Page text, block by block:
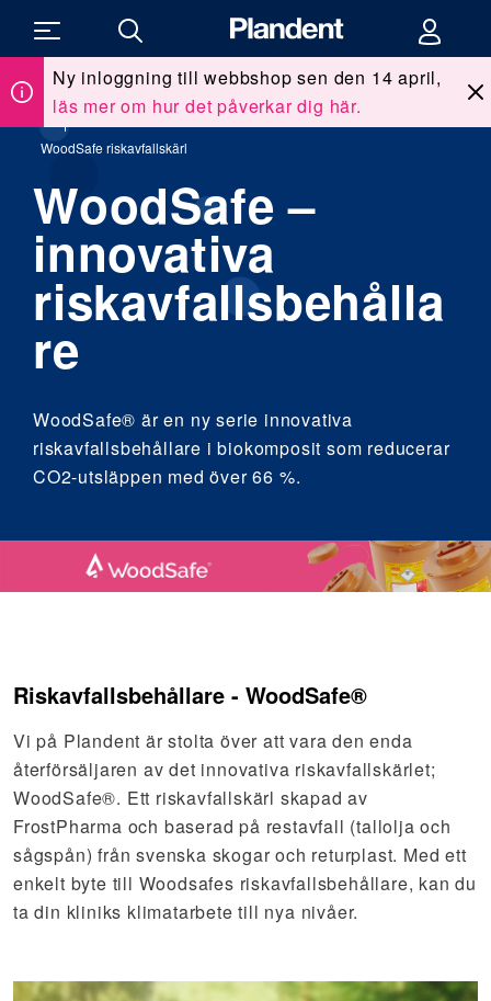
Ny inloggning till webbshop sen den 14 april,
läs mer om hur det påverkar dig här.
är
här:
Allt för kliniken / Våra leverantörer
/
WoodSafe riskavfallskärl
WoodSafe –
innovativa
riskavfallsbehålla
re
WoodSafe® är en ny serie innovativa
riskavfallsbehållare i biokomposit som reducerar
CO2-utsläppen med över 66 %.
Riskavfallsbehållare - WoodSafe®
Vi på Plandent är stolta över att vara den enda
återförsäljaren av det innovativa riskavfallskärlet;
WoodSafe®. Ett riskavfallskärl skapad av
FrostPharma och baserad på restavfall (tallolja och
sågspån) från svenska skogar och returplast. Med ett
enkelt byte till Woodsafes riskavfallsbehållare, kan du
ta din kliniks klimatarbete till nya nivåer.